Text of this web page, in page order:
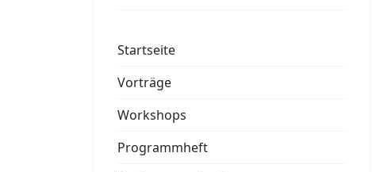
Startseite
Vorträge
Workshops
Programmheft